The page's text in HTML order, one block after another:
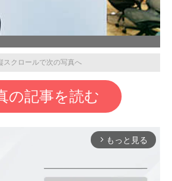
スクロールで次の写真へ
の記事を読む
arrow_forward_ios もっと見る